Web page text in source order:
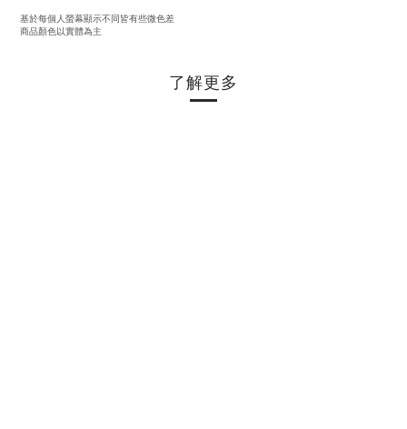
基於每個人螢幕顯示不同皆有些微色差
商品顏色以實體為主
了解更多